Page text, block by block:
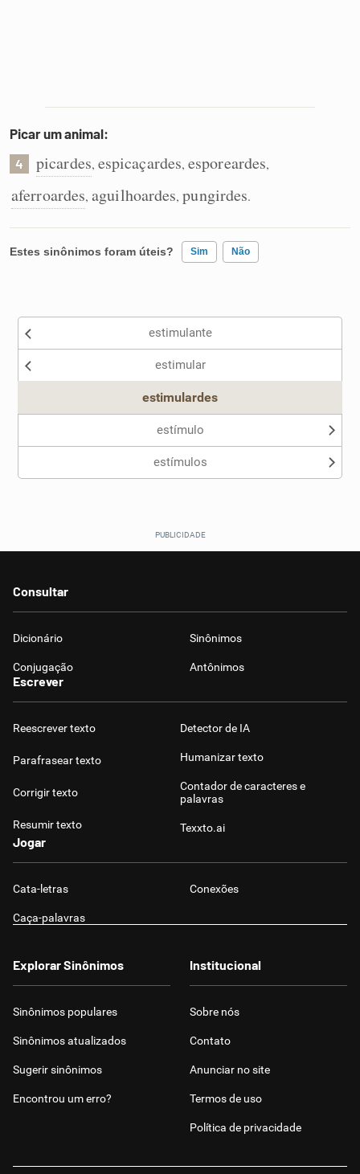
Picar um animal:
4 picardes, espicaçardes,esporeardes,
aferroardes,aguilhoardes,pungirdes.
Estes sinônimos foram úteis? Sim Não
Nenhum dos sinônimos apresentados me ajudou
estimulante
estimular
estimulardes
estímulo
estímulos
Consultar
Dicionário Sinônimos
Conjugação Antônimos
Escrever
Reescrever texto
Parafrasear texto
Corrigir texto
Resumir texto
Detector de IA
Humanizar texto
Contador de caracteres e
palavras
Texxto.ai
Jogar
Cata-letras Conexões
Caça-palavras
Explorar Sinônimos
Sinônimos populares
Sinônimos atualizados
Sugerir sinônimos
Encontrou um erro?
Institucional
Sobre nós
Contato
Anunciar no site
Termos de uso
Política de privacidade